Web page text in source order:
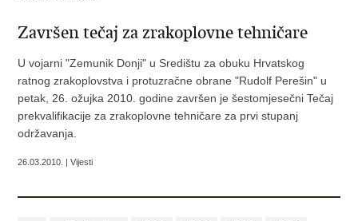
Završen tečaj za zrakoplovne tehničare
U vojarni "Zemunik Donji" u Središtu za obuku Hrvatskog
ratnog zrakoplovstva i protuzračne obrane "Rudolf Perešin" u
petak, 26. ožujka 2010. godine završen je šestomjesečni Tečaj
prekvalifikacije za zrakoplovne tehničare za prvi stupanj
održavanja.
26.03.2010. | Vijesti